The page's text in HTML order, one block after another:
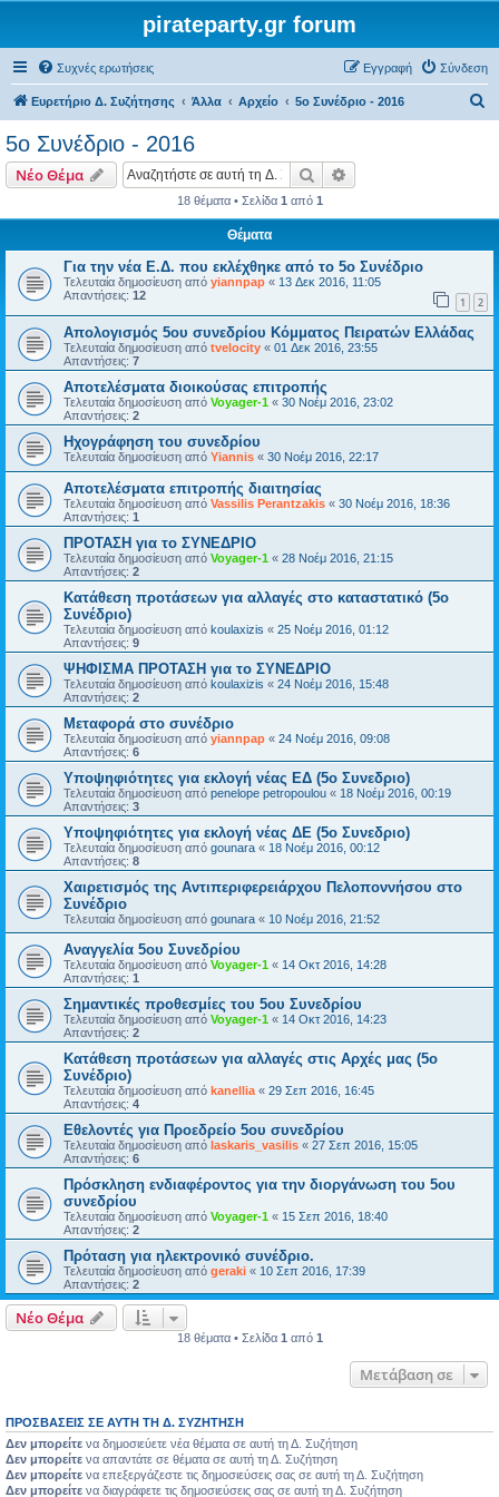
pirateparty.gr forum
Συχνές ερωτήσεις Σύνδεση
Εγγραφή
Ευρετήριο Δ. Συζήτησης Άλλα Αρχείο 5ο Συνέδριο - 2016
η
5ο Συνέδριο - 2016
Νέο Θέμα Αναζήτηση
18 θέματα • Σελίδα 1 από 1
Θέματα
Για την νέα Ε.Δ. που εκλέχθηκε από το 5ο Συνέδριο
Τελευταία δημοσίευση από yiannpap « 13 Δεκ 2016, 11:05
Απαντήσεις: 12 1 2
Απολογισμός 5ου συνεδρίου Κόμματος Πειρατών Ελλάδας
Τελευταία δημοσίευση από tvelocity « 01 Δεκ 2016, 23:55
Απαντήσεις: 7
Αποτελέσματα διοικούσας επιτροπής
Τελευταία δημοσίευση από Voyager-1 « 30 Νοέμ 2016, 23:02
Απαντήσεις: 2
Ηχογράφηση του συνεδρίου
Τελευταία δημοσίευση από Yiannis « 30 Νοέμ 2016, 22:17
Αποτελέσματα επιτροπής διαιτησίας
Τελευταία δημοσίευση από Vassilis Perantzakis « 30 Νοέμ 2016, 18:36
Απαντήσεις: 1
ΠΡΟΤΑΣΗ για το ΣΥΝΕΔΡΙΟ
Τελευταία δημοσίευση από Voyager-1 « 28 Νοέμ 2016, 21:15
Απαντήσεις: 2
Κατάθεση προτάσεων για αλλαγές στο καταστατικό (5ο
Συνέδριο)
Τελευταία δημοσίευση από koulaxizis « 25 Νοέμ 2016, 01:12
Απαντήσεις: 9
ΨΗΦΙΣΜΑ ΠΡΟΤΑΣΗ για το ΣΥΝΕΔΡΙΟ
Τελευταία δημοσίευση από koulaxizis « 24 Νοέμ 2016, 15:48
Απαντήσεις: 2
Μεταφορά στο συνέδριο
Τελευταία δημοσίευση από yiannpap « 24 Νοέμ 2016, 09:08
Απαντήσεις: 6
Υποψηφιότητες για εκλογή νέας ΕΔ (5ο Συνεδριο)
Τελευταία δημοσίευση από penelope petropoulou « 18 Νοέμ 2016, 00:19
Απαντήσεις: 3
Υποψηφιότητες για εκλογή νέας ΔΕ (5ο Συνεδριο)
Τελευταία δημοσίευση από gounara « 18 Νοέμ 2016, 00:12
Απαντήσεις: 8
Χαιρετισμός της Αντιπεριφερειάρχου Πελοποννήσου στο
Συνέδριο
Τελευταία δημοσίευση από gounara « 10 Νοέμ 2016, 21:52
Αναγγελία 5ου Συνεδρίου
Τελευταία δημοσίευση από Voyager-1 « 14 Οκτ 2016, 14:28
Απαντήσεις: 1
Σημαντικές προθεσμίες του 5ου Συνεδρίου
Τελευταία δημοσίευση από Voyager-1 « 14 Οκτ 2016, 14:23
Απαντήσεις: 2
Κατάθεση προτάσεων για αλλαγές στις Αρχές μας (5ο
Συνέδριο)
Τελευταία δημοσίευση από kanellia « 29 Σεπ 2016, 16:45
Απαντήσεις: 4
Εθελοντές για Προεδρείο 5ου συνεδρίου
Τελευταία δημοσίευση από laskaris_vasilis « 27 Σεπ 2016, 15:05
Απαντήσεις: 6
Πρόσκληση ενδιαφέροντος για την διοργάνωση του 5ου
συνεδρίου
Τελευταία δημοσίευση από Voyager-1 « 15 Σεπ 2016, 18:40
Απαντήσεις: 2
Πρόταση για ηλεκτρονικό συνέδριο.
Τελευταία δημοσίευση από geraki « 10 Σεπ 2016, 17:39
Απαντήσεις: 2
Νέο Θέμα
18 θέματα • Σελίδα 1 από 1
Μετάβαση σε
ΠΡΟΣΒΆΣΕΙΣ ΣΕ ΑΥΤΉ ΤΗ Δ. ΣΥΖΉΤΗΣΗ
Δεν μπορείτε να δημοσιεύετε νέα θέματα σε αυτή τη Δ. Συζήτηση
Δεν μπορείτε να απαντάτε σε θέματα σε αυτή τη Δ. Συζήτηση
Δεν μπορείτε να επεξεργάζεστε τις δημοσιεύσεις σας σε αυτή τη Δ. Συζήτηση
Δεν μπορείτε να διαγράφετε τις δημοσιεύσεις σας σε αυτή τη Δ. Συζήτηση